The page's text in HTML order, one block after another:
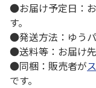
●お届け予定日：
す。
●発送方法：ゆう
●送料等：お届け
●同梱：販売者が
です。